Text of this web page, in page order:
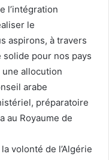
l’intégration
le
aspirons, à travers
solide pour nos pays
une allocution
arabe
préparatoire
au Royaume de
volonté de l’Algérie